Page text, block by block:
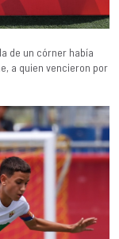
de un córner había
a quien vencieron por